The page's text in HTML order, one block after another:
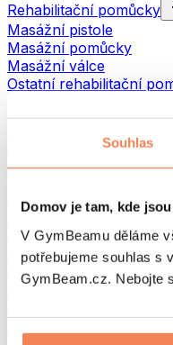
Souhlas
Domov je tam, kde
V GymBeamu děláme
potřebujeme souhlas s
GymBeam.cz. Nebojte
Rehabilitační pomůcky
Masážní pistole
Masážní pomůcky
Masážní válce
Ostatní rehabilitační
Batohy
Běh
Bojové sporty
Cyklistika
Jóga a pilates
Otužování
Turistika